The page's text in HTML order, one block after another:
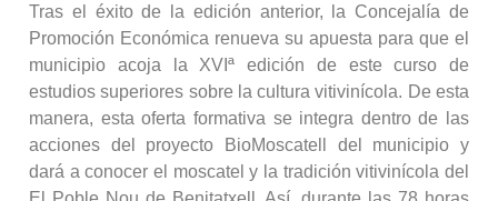
Tras el éxito de la edición anterior, la Concejalía de
Promoción Económica renueva su apuesta para que el
municipio acoja la XVIª edición de este curso de
estudios superiores sobre la cultura vitivinícola. De esta
manera, esta oferta formativa se integra dentro de las
acciones del proyecto BioMoscatell del municipio y
dará a conocer el moscatel y la tradición vitivinícola del